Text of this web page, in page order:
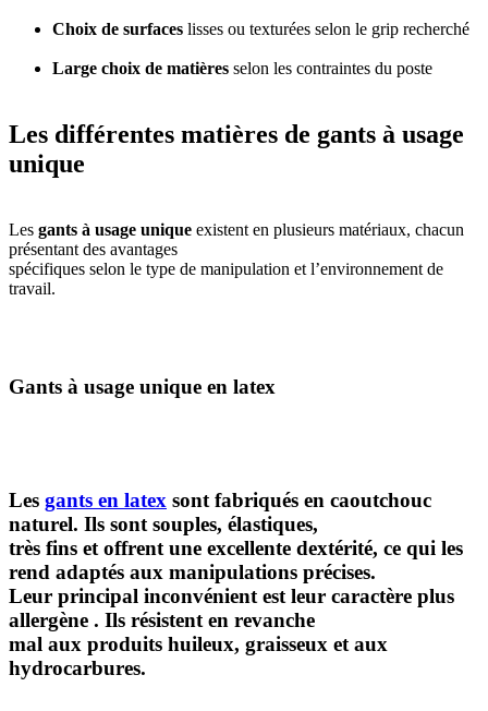
Choix de surfaces lisses ou texturées selon le grip recherché
Large choix de matières selon les contraintes du poste
Les différentes matières de gants à usage
unique
Les gants à usage unique existent en plusieurs matériaux, chacun
présentant des avantages
spécifiques selon le type de manipulation et l’environnement de
travail.
Gants à usage unique en latex
Les gants en latex sont fabriqués en caoutchouc
naturel. Ils sont souples, élastiques,
très fins et offrent une excellente dextérité, ce qui les
rend adaptés aux manipulations précises.
Leur principal inconvénient est leur caractère plus
allergène . Ils résistent en revanche
mal aux produits huileux, graisseux et aux
hydrocarbures.